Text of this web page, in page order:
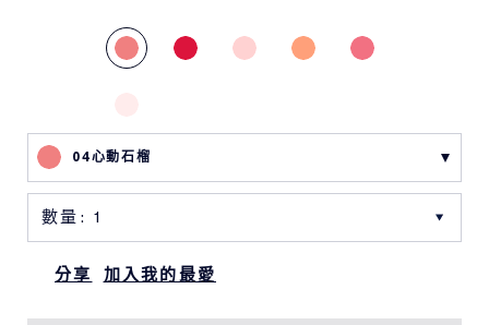
04心動石榴
分享 加入我的最愛